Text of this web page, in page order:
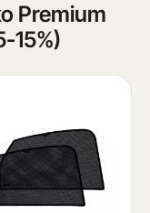
Premium
15%)